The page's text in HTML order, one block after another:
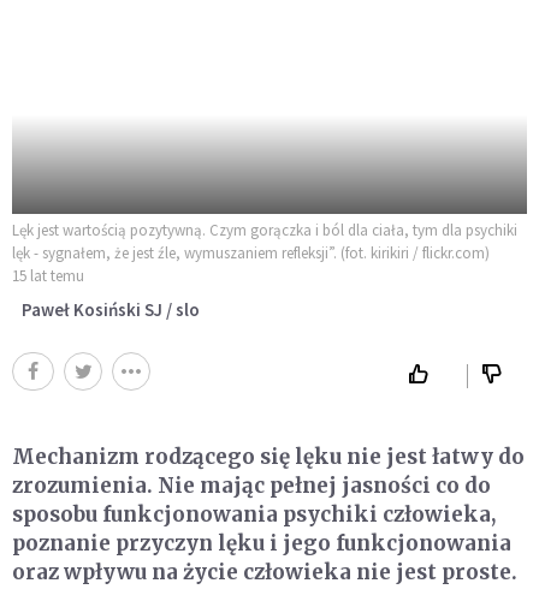
Lęk jest wartością pozytywną. Czym gorączka i ból dla ciała, tym dla psychiki
lęk - sygnałem, że jest źle, wymuszaniem refleksji”. (fot. kirikiri / flickr.com)
15 lat temu
Paweł Kosiński SJ / slo
Mechanizm rodzącego się lęku nie jest łatwy do
zrozumienia. Nie mając pełnej jasności co do
sposobu funkcjonowania psychiki człowieka,
poznanie przyczyn lęku i jego funkcjonowania
oraz wpływu na życie człowieka nie jest proste.